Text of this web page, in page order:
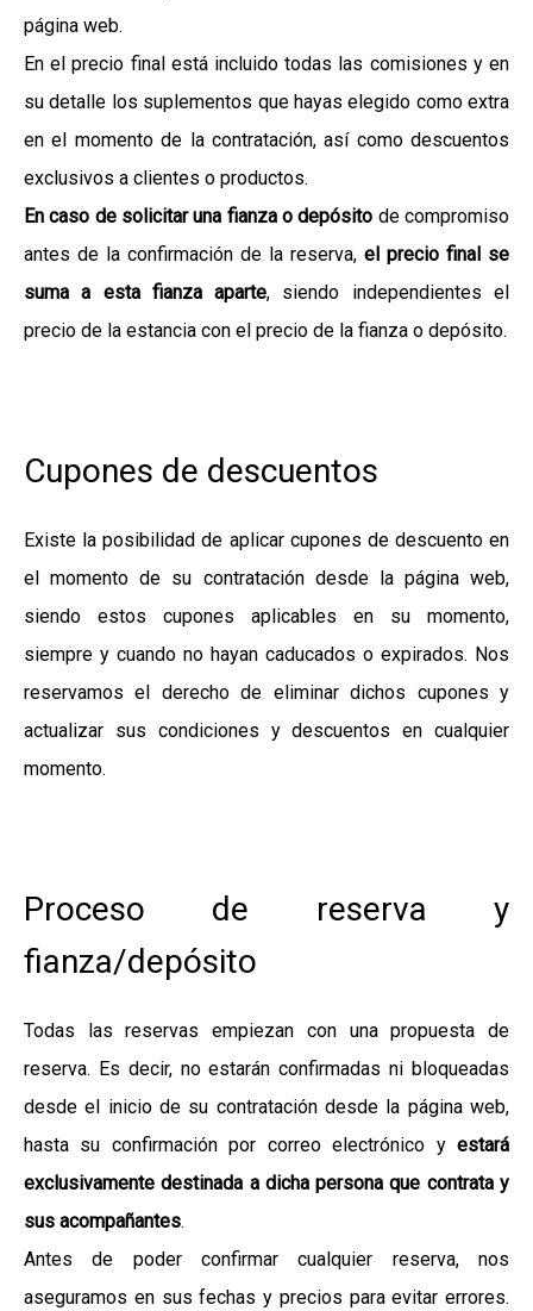
página web.
En el precio final está incluido todas las comisiones y en
su detalle los suplementos que hayas elegido como extra
en el momento de la contratación, así como descuentos
exclusivos a clientes o productos.
En caso de solicitar una fianza o depósito de compromiso
antes de la confirmación de la reserva, el precio final se
suma a esta fianza aparte, siendo independientes el
precio de la estancia con el precio de la fianza o depósito.
Cupones de descuentos
Existe la posibilidad de aplicar cupones de descuento en
el momento de su contratación desde la página web,
siendo estos cupones aplicables en su momento,
siempre y cuando no hayan caducados o expirados. Nos
reservamos el derecho de eliminar dichos cupones y
actualizar sus condiciones y descuentos en cualquier
momento.
Proceso de reserva y
fianza/depósito
Todas las reservas empiezan con una propuesta de
reserva. Es decir, no estarán confirmadas ni bloqueadas
desde el inicio de su contratación desde la página web,
hasta su confirmación por correo electrónico y estará
exclusivamente destinada a dicha persona que contrata y
sus acompañantes.
Antes de poder confirmar cualquier reserva, nos
aseguramos en sus fechas y precios para evitar errores.